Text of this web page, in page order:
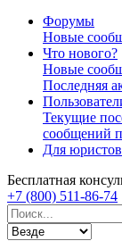
Форумы
Новые
Что нового?
Новые
Последняя
Текущие
сообщений
Для юристов
Бесплатная
+7 (800) 511-86-74